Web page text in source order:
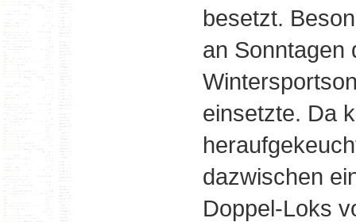
besetzt.
an Sonntagen
einsetzte. Da
dazwischen
Doppel-Loks